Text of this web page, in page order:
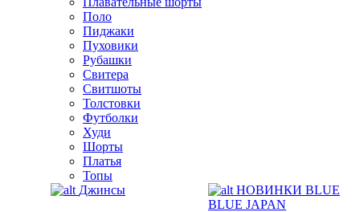
Поло
Пиджаки
Пуховики
Рубашки
Свитера
Свитшоты
Толстовки
Футболки
Худи
Шорты
Платья
Топы
Джинсы
НОВИНКИ BLUE
BLUE JAPAN